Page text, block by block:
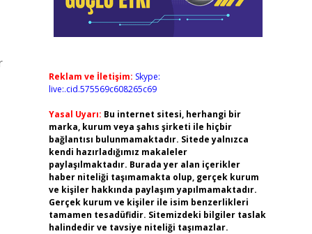
Reklam ve İletişim: Skype:
live:.cid.575569c608265c69
Yasal Uyarı: Bu internet sitesi, herhangi bir
marka, kurum veya şahıs şirketi ile hiçbir
bağlantısı bulunmamaktadır. Sitede yalnızca
kendi hazırladığımız makaleler
paylaşılmaktadır. Burada yer alan içerikler
haber niteliği taşımamakta olup, gerçek kurum
ve kişiler hakkında paylaşım yapılmamaktadır.
Gerçek kurum ve kişiler ile isim benzerlikleri
tamamen tesadüfidir. Sitemizdeki bilgiler taslak
halindedir ve tavsiye niteliği taşımazlar.